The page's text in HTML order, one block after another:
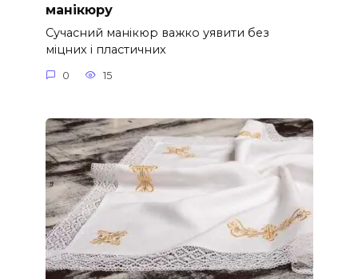
манікюру
Сучасний манікюр важко уявити без
міцних і пластичних
0 15